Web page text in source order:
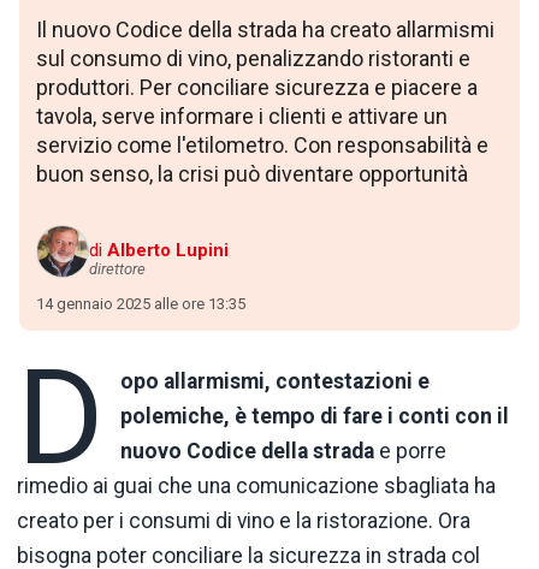
Il nuovo Codice della strada ha creato allarmismi
sul consumo di vino, penalizzando ristoranti e
produttori. Per conciliare sicurezza e piacere a
tavola, serve informare i clienti e attivare un
servizio come l'etilometro. Con responsabilità e
buon senso, la crisi può diventare opportunità
di Alberto Lupini
direttore
14 gennaio 2025 alle ore 13:35
D opo allarmismi, contestazioni e
polemiche, è tempo di fare i conti con il
nuovo Codice della strada e porre
rimedio ai guai che una comunicazione sbagliata ha
creato per i consumi di vino e la ristorazione. Ora
bisogna poter conciliare la sicurezza in strada col